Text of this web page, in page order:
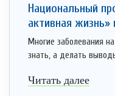
Национальный
активная жизнь»
Многие заболевания
знать, а делать
Читать далее